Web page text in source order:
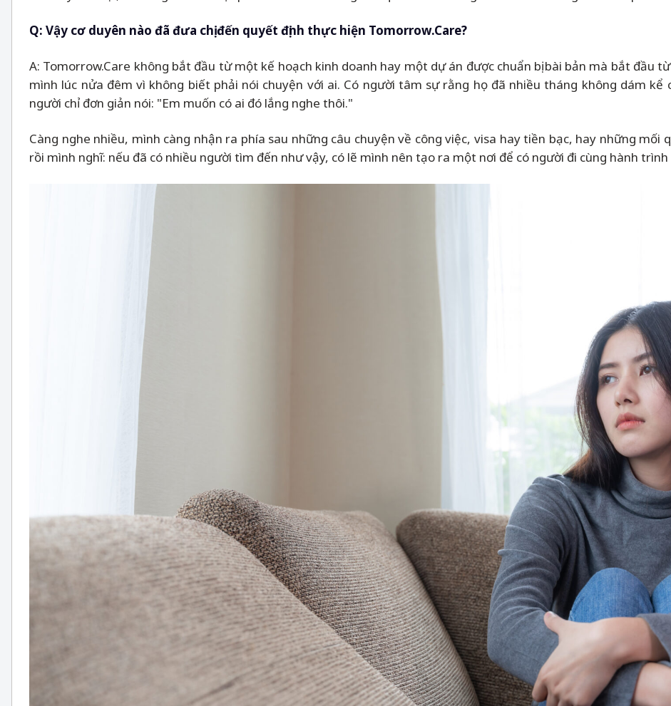
Q: Vậy cơ duyên nào đã đưa chị đến quyết định thực hiện Tomorrow.Care?
A: Tomorrow.Care không bắt đầu từ một kế hoạch kinh doanh hay một dự án được chuẩn bị bài bản mà bắt đầu
mình lúc nửa đêm vì không biết phải nói chuyện với ai. Có người tâm sự rằng họ đã nhiều tháng không dám kể
người chỉ đơn giản nói: "Em muốn có ai đó lắng nghe thôi."
Càng nghe nhiều, mình càng nhận ra phía sau những câu chuyện về công việc, visa hay tiền bạc, hay những mối
rồi mình nghĩ: nếu đã có nhiều người tìm đến như vậy, có lẽ mình nên tạo ra một nơi để có người đi cùng hành trình